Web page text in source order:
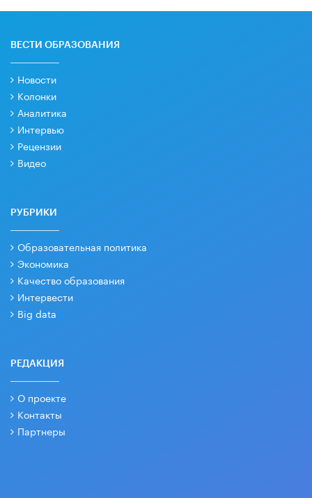
ВЕСТИ ОБРАЗОВАНИЯ
Новости
Колонки
Аналитика
Интервью
Рецензии
Видео
РУБРИКИ
Образовательная политика
Экономика
Качество образования
Интервести
Big data
РЕДАКЦИЯ
О проекте
Контакты
Партнеры